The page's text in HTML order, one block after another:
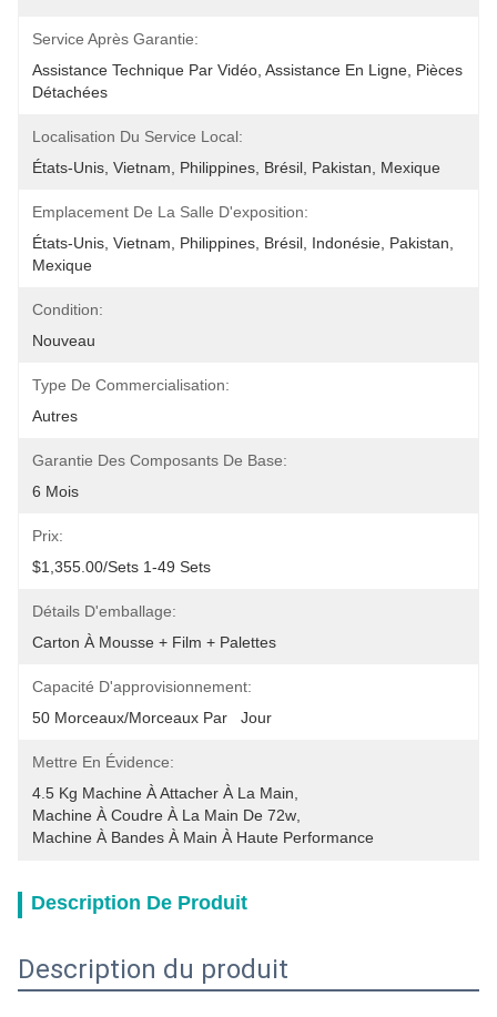
Service Après Garantie:
Assistance Technique Par Vidéo, Assistance En Ligne, Pièces
Détachées
Localisation Du Service Local:
États-Unis, Vietnam, Philippines, Brésil, Pakistan, Mexique
Emplacement De La Salle D'exposition:
États-Unis, Vietnam, Philippines, Brésil, Indonésie, Pakistan,
Mexique
Condition:
Nouveau
Type De Commercialisation:
Autres
Garantie Des Composants De Base:
6 Mois
Prix:
$1,355.00/sets 1-49 Sets
Détails D'emballage:
Carton À Mousse + Film + Palettes
Capacité D'approvisionnement:
50 Morceaux/morceaux Par   Jour
Mettre En Évidence:
4.5 Kg Machine À Attacher À La Main
Machine À Coudre À La Main De 72w
Machine À Bandes À Main À Haute Performance
Description De Produit
Description du produit